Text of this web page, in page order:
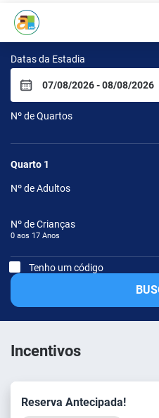
Arte da
Datas da Estadia
Nº de Quartos
Quarto 1
Nº de Adultos
Nº de Crianças
0 aos 17 Anos
Tenho um código
Incentivos
Reserva Antecipada!